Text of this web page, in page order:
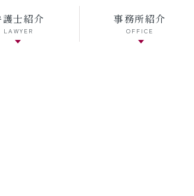
護士紹介
LAWYER
事務所紹介
OFFICE